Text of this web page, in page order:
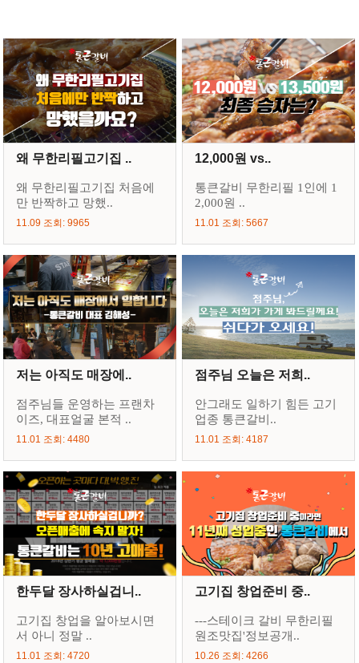
왜 무한리필고기집 ..
왜 무한리필고기집 처음에
만 반짝하고 망했..
11.09 조회: 9965
12,000원 vs..
통큰갈비 무한리필 1인에 1
2,000원 ..
11.01 조회: 5667
저는 아직도 매장에..
점주님들 운영하는 프랜차
이즈, 대표얼굴 본적 ..
11.01 조회: 4480
점주님 오늘은 저희..
안그래도 일하기 힘든 고기
업종 통큰갈비..
11.01 조회: 4187
한두달 장사하실겁니..
고기집 창업을 알아보시면
서 아니 정말 ..
11.01 조회: 4720
고기집 창업준비 중..
---스테이크 갈비 무한리필
원조맛집'정보공개..
10.26 조회: 4266